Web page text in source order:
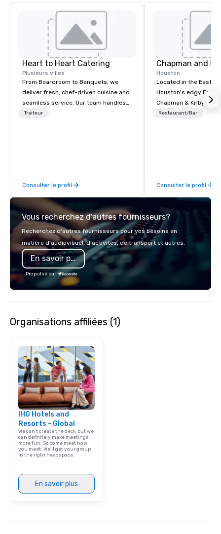
Heart to Heart Catering
Plusieurs villes
From Boardroom to Banquets, we
deliver fresh, chef-driven cuisine and
seamless service. Our team handles
everything—menu design, event
Traiteur
Consulter le profil
Chapman and
Houston
Located in the East
Houston's edgy East
Chapman & Kirby is
founders of Houston.
Restaurant/Bar
Consulter le profil
Vous recherchez d'autres fournisseurs?
Recherchez d'autres fournisseurs pour vos besoins en
matière d'audiovisuel, d'activités, de transport et autres.
En savoir plus
Propulsé par
Organisations affiliées (1)
IHG Hotels and
Resorts - Global
We can't create the deck, but we
can definitely make meetings
more fun. So come meet how
you meet. We'll get your group
in the right headspace.
En savoir plus